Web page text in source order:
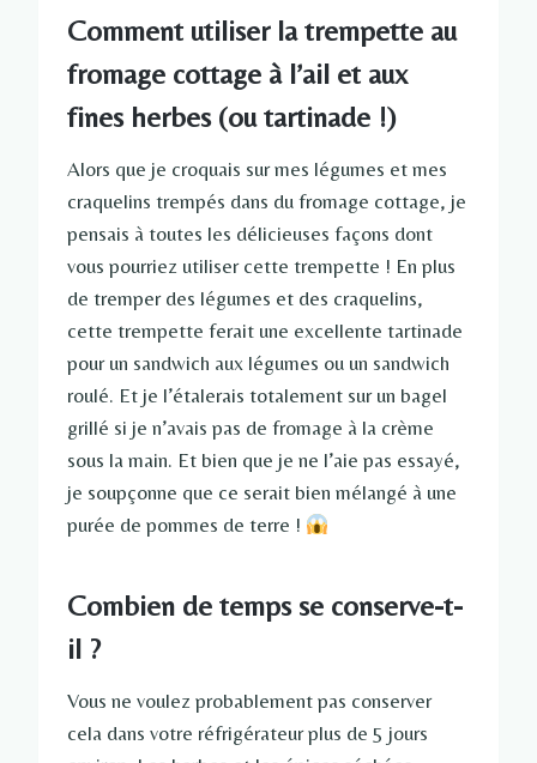
Comment utiliser la trempette au
fromage cottage à l’ail et aux
fines herbes (ou tartinade !)
Alors que je croquais sur mes légumes et mes
craquelins trempés dans du fromage cottage, je
pensais à toutes les délicieuses façons dont
vous pourriez utiliser cette trempette ! En plus
de tremper des légumes et des craquelins,
cette trempette ferait une excellente tartinade
pour un sandwich aux légumes ou un sandwich
roulé. Et je l’étalerais totalement sur un bagel
grillé si je n’avais pas de fromage à la crème
sous la main. Et bien que je ne l’aie pas essayé,
je soupçonne que ce serait bien mélangé à une
purée de pommes de terre !
Combien de temps se conserve-t-
il ?
Vous ne voulez probablement pas conserver
cela dans votre réfrigérateur plus de 5 jours